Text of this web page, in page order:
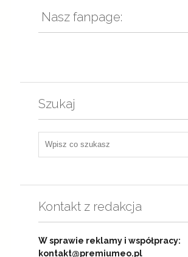
Nasz fanpage:
Szukaj
Kontakt z redakcja
W sprawie reklamy i współpracy:
kontakt@premiumeo.pl